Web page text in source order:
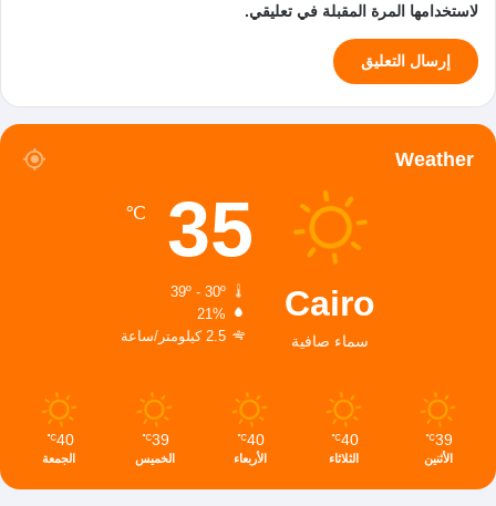
لاستخدامها المرة المقبلة في تعليقي.
Weather
Cairo
سماء صافية
35
℃
21%
2.5 كيلومتر/ساعة
39
℃
الأثنين
40
℃
الثلاثاء
40
℃
الأربعاء
39
℃
الخميس
40
℃
الجمعة